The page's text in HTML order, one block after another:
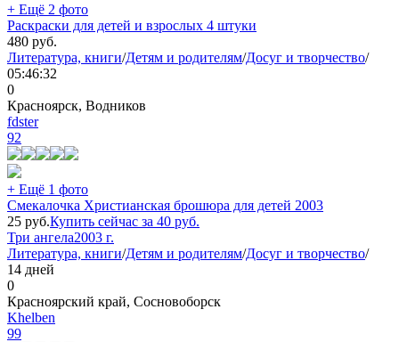
+ Ещё 2 фото
Раскраски для детей и взрослых 4 штуки
480 руб.
Литература, книги/Детям и родителям/Досуг и творчество/
05:46:32
0
Красноярск, Водников
fdster
92
+ Ещё 1 фото
Смекалочка Христианская брошюра для детей 2003
25 руб.Купить сейчас за 40 руб.
Три ангела2003 г.
Литература, книги/Детям и родителям/Досуг и творчество/
14 дней
0
Красноярский край, Сосновоборск
Khelben
99